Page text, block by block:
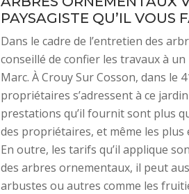
PAYSAGISTE QU’IL VOUS
Dans le cadre de l’entretien des
conseillé de confier les travaux à
Marc. À Crouy Sur Cosson, dans le
propriétaires s’adressent à ce
prestations qu’il fournit sont plus
des propriétaires, et même les
En outre, les tarifs qu’il applique
des arbres ornementaux, il peut
arbustes ou autres comme les